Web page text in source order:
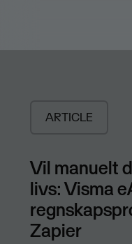
ARTICLE
Vil manuelt
livs: Visma
Zapier